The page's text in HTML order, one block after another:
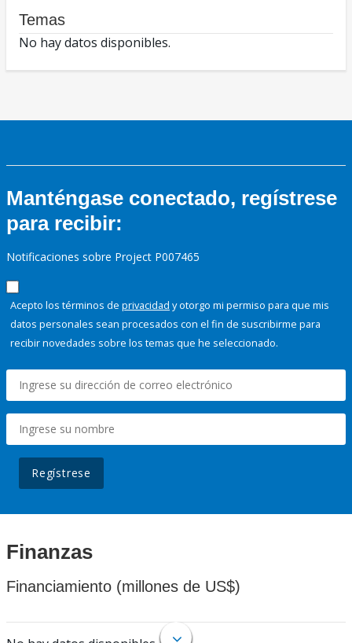
Temas
No hay datos disponibles.
Manténgase conectado, regístrese
para recibir:
Notificaciones sobre Project P007465
Acepto los términos de privacidad y otorgo mi permiso para que mis
datos personales sean procesados con el fin de suscribirme para
recibir novedades sobre los temas que he seleccionado.
Regístrese
Finanzas
Financiamiento (millones de US$)